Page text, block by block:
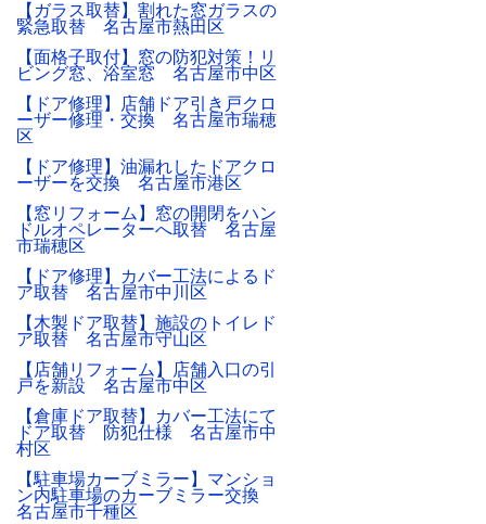
【ガラス取替】割れた窓ガラスの
緊急取替 名古屋市熱田区
【面格子取付】窓の防犯対策！リ
ビング窓、浴室窓 名古屋市中区
【ドア修理】店舗ドア引き戸クロ
ーザー修理・交換 名古屋市瑞穂
区
【ドア修理】油漏れしたドアクロ
ーザーを交換 名古屋市港区
【窓リフォーム】窓の開閉をハン
ドルオペレーターへ取替 名古屋
市瑞穂区
【ドア修理】カバー工法によるド
ア取替 名古屋市中川区
【木製ドア取替】施設のトイレド
ア取替 名古屋市守山区
【店舗リフォーム】店舗入口の引
戸を新設 名古屋市中区
【倉庫ドア取替】カバー工法にて
ドア取替 防犯仕様 名古屋市中
村区
【駐車場カーブミラー】マンショ
ン内駐車場のカーブミラー交換
名古屋市千種区